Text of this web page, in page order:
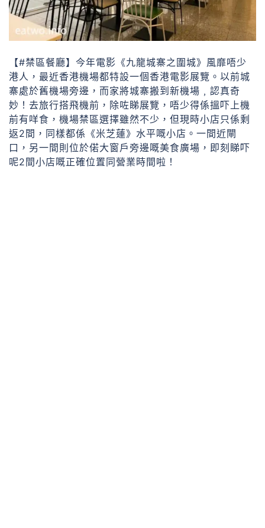
【#禁區餐廳】今年電影《九龍城寨之圍城》風靡唔少
港人，最近香港機場都特設一個香港電影展覽。以前城
寨處於舊機場旁邊，而家將城寨搬到新機場﹐認真奇
妙！去旅行搭飛機前，除咗睇展覽，唔少得係搵吓上機
前有咩食，機場禁區選擇雖然不少，但現時小店只係剩
返2間，同樣都係《米芝蓮》水平嘅小店。一間近閘
口，另一間則位於偌大窗戶旁邊嘅美食廣場，即刻睇吓
呢2間小店嘅正確位置同營業時間啦！